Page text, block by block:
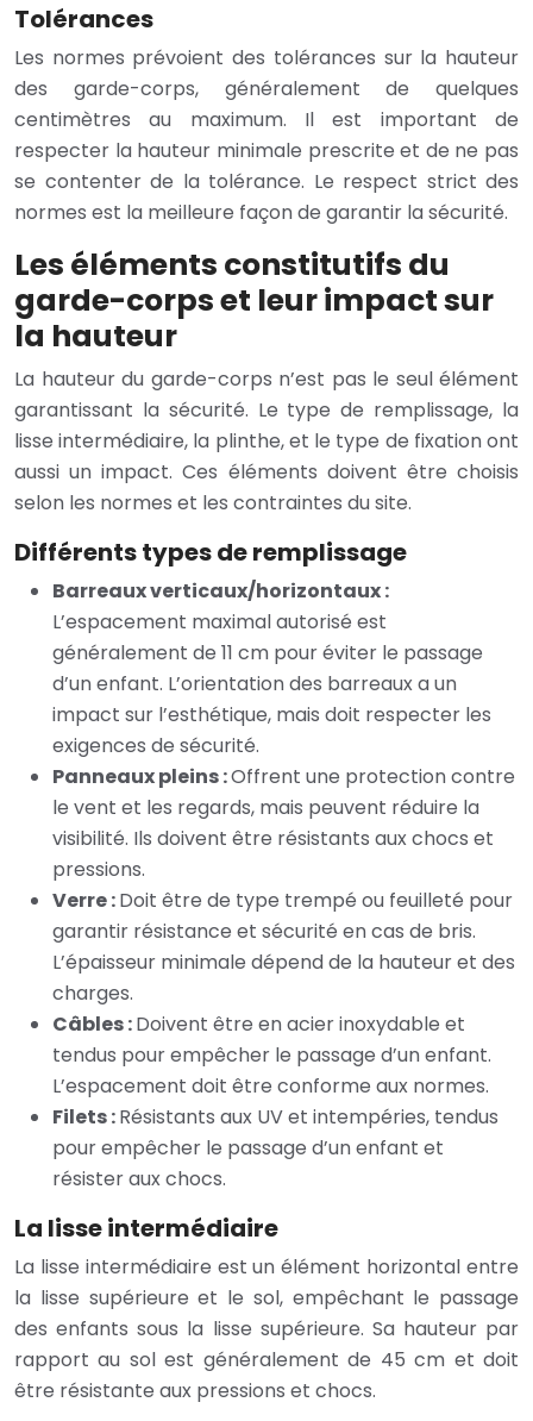
Tolérances
Les normes prévoient des tolérances sur la hauteur
des garde-corps, généralement de quelques
centimètres au maximum. Il est important de
respecter la hauteur minimale prescrite et de ne pas
se contenter de la tolérance. Le respect strict des
normes est la meilleure façon de garantir la sécurité.
Les éléments constitutifs du
garde-corps et leur impact sur
la hauteur
La hauteur du garde-corps n’est pas le seul élément
garantissant la sécurité. Le type de remplissage, la
lisse intermédiaire, la plinthe, et le type de fixation ont
aussi un impact. Ces éléments doivent être choisis
selon les normes et les contraintes du site.
Différents types de remplissage
Barreaux verticaux/horizontaux :
L’espacement maximal autorisé est
généralement de 11 cm pour éviter le passage
d’un enfant. L’orientation des barreaux a un
impact sur l’esthétique, mais doit respecter les
exigences de sécurité.
Panneaux pleins :Offrent une protection contre
le vent et les regards, mais peuvent réduire la
visibilité. Ils doivent être résistants aux chocs et
pressions.
Verre :Doit être de type trempé ou feuilleté pour
garantir résistance et sécurité en cas de bris.
L’épaisseur minimale dépend de la hauteur et des
charges.
Câbles :Doivent être en acier inoxydable et
tendus pour empêcher le passage d’un enfant.
L’espacement doit être conforme aux normes.
Filets :Résistants aux UV et intempéries, tendus
pour empêcher le passage d’un enfant et
résister aux chocs.
La lisse intermédiaire
La lisse intermédiaire est un élément horizontal entre
la lisse supérieure et le sol, empêchant le passage
des enfants sous la lisse supérieure. Sa hauteur par
rapport au sol est généralement de 45 cm et doit
être résistante aux pressions et chocs.